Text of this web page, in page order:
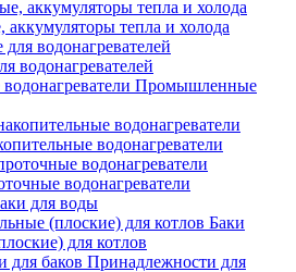
тепла и холода
водонагревателей
Промышленные
водонагреватели
водонагреватели
для воды
Баки
для котлов
Принадлежности для